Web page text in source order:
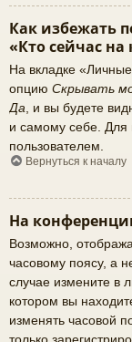
Как избежать
«Кто сейчас
На вкладке
опцию Скрывать
Да, и вы будете
и самому себе. Для
пользователем.
Вернуться к началу
На
Возможно,
часовому поясу, а
случае измените в
котором вы
изменять часовой